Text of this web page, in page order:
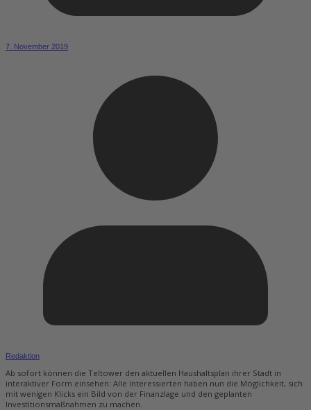
7. November 2019
Redaktion
Ab sofort können die Teltower den aktuellen Haushaltsplan ihrer Stadt in
interaktiver Form einsehen: Alle Interessierten haben nun die Möglichkeit, sich
mit wenigen Klicks ein Bild von der Finanzlage und den geplanten
Investitionsmaßnahmen zu machen.